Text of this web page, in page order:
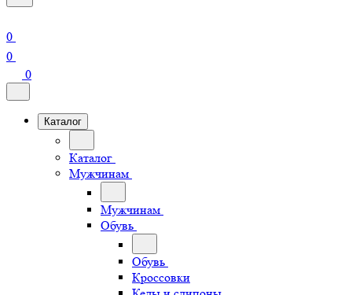
0
0
0
Каталог
Каталог
Мужчинам
Мужчинам
Обувь
Обувь
Кроссовки